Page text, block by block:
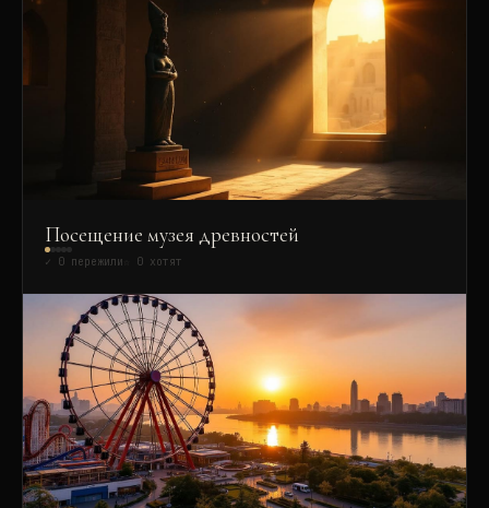
Посещение музея древностей
✓ 0 пережили 0 хотят